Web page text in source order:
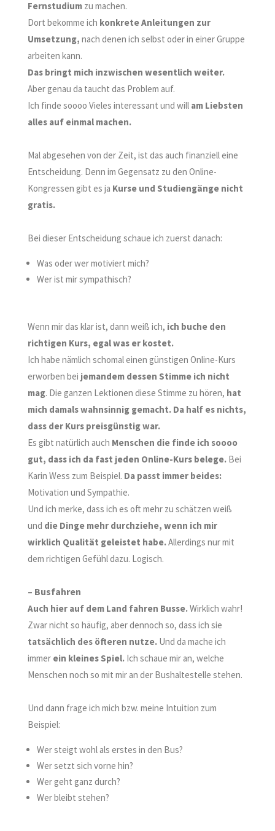
Fernstudiumzu machen.
Dort bekomme ich konkrete Anleitungen zur
Umsetzung, nach denen ich selbst oder in einer Gruppe
arbeiten kann.
Das bringt mich inzwischen wesentlich weiter.
Aber genau da taucht das Problem auf.
Ich finde soooo Vieles interessant und will am Liebsten
alles auf einmal machen.
Mal abgesehen von der Zeit, ist das auch finanziell eine
Entscheidung. Denn im Gegensatz zu den Online-
Kongressen gibt es ja Kurse und Studiengänge nicht
gratis.
Bei dieser Entscheidung schaue ich zuerst danach:
Was oder wer motiviert mich?
Wer ist mir sympathisch?
Wenn mir das klar ist, dann weiß ich, ich buche den
richtigen Kurs, egal was er kostet.
Ich habe nämlich schomal einen günstigen Online-Kurs
erworben bei jemandem dessen Stimme ich nicht
mag. Die ganzen Lektionen diese Stimme zu hören, hat
mich damals wahnsinnig gemacht. Da half es nichts,
dass der Kurs preisgünstig war.
Es gibt natürlich auch Menschen die finde ich soooo
gut, dass ich dafast jeden Online-Kurs belege.Bei
Karin Wess zum Beispiel. Da passt immer beides:
Motivation und Sympathie.
Und ich merke, dass ich es oft mehr zu schätzen weiß
und die Dinge mehr durchziehe, wenn ich mir
wirklich Qualität geleistet habe.Allerdings nur mit
dem richtigen Gefühl dazu. Logisch.
– Busfahren
Auch hier auf dem Land fahren Busse.Wirklich wahr!
Zwar nicht so häufig, aber dennoch so, dass ich sie
tatsächlich des öfteren nutze.Und da mache ich
immer ein kleines Spiel.Ich schaue mir an, welche
Menschen noch so mit mir an der Bushaltestelle stehen.
Und dann frage ich mich bzw. meine Intuition zum
Beispiel:
Wer steigt wohl als erstes in den Bus?
Wer setzt sich vorne hin?
Wer geht ganz durch?
Wer bleibt stehen?